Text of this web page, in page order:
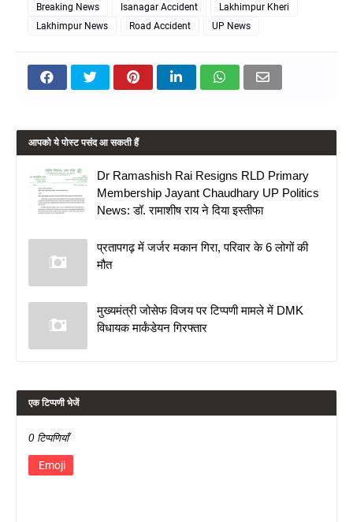
Breaking News Isanagar Accident
Lakhimpur Kheri
Lakhimpur News
Road Accident UP News
आपको ये पोस्ट पसंद आ सकती हैं
Dr Ramashish Rai Resigns RLD Primary
Membership Jayant Chaudhary UP Politics
News: डॉ. रामाशीष राय ने दिया इस्तीफा
प्रतापगढ़ में जर्जर मकान गिरा, परिवार के 6 लोगों की
मौत
मुख्यमंत्री जोसेफ विजय पर टिप्पणी मामले में DMK
विधायक मार्कंडेयन गिरफ्तार
एक टिप्पणी भेजें
0 टिप्पणियाँ
Emoji